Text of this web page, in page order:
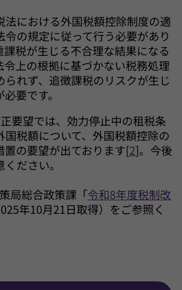
法における外国税額控除制度の適
令の規定に従って行う必要があり
課税が生じる不合理な結果になる
令上の根拠に基づかない税務処理
られず、追徴課税のリスクが生じ
要です。
要望では、効力停止中の租税条
国税額について、外国税額控除の
置の要望が出ております[2]。今後
ださい。
局総合政策課「令和8年度税制改
年10月21日取得）をご参照く